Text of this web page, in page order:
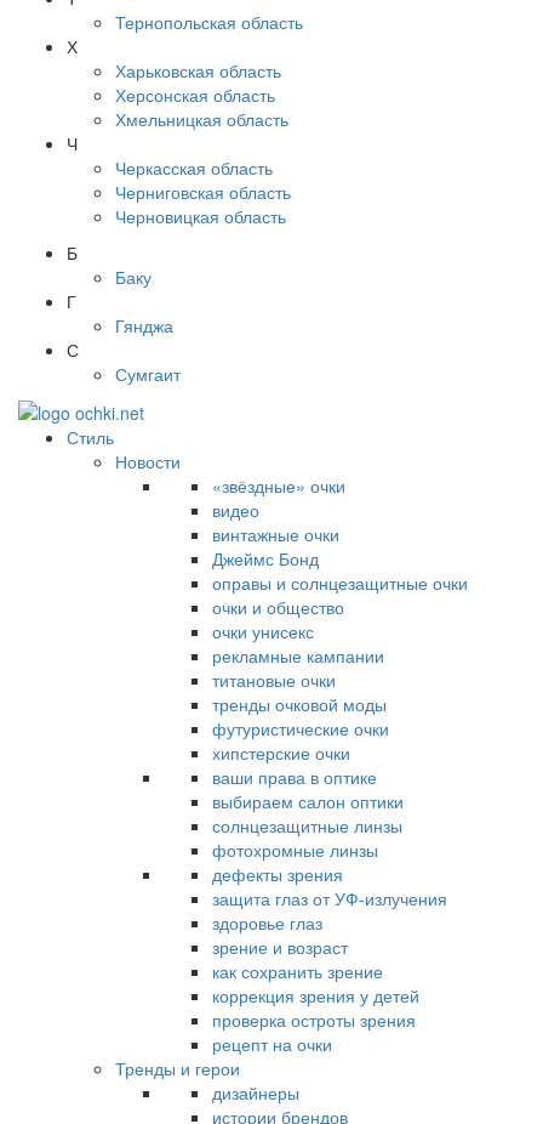
Тернопольская область
Х
Харьковская область
Херсонская область
Хмельницкая область
Ч
Черкасская область
Черниговская область
Черновицкая область
Б
Баку
Г
Гянджа
С
Сумгаит
Стиль
Новости
«звёздные» очки
видео
винтажные очки
Джеймс Бонд
оправы и солнцезащитные очки
очки и общество
очки унисекс
рекламные кампании
титановые очки
тренды очковой моды
футуристические очки
хипстерские очки
ваши права в оптике
выбираем салон оптики
солнцезащитные линзы
фотохромные линзы
дефекты зрения
защита глаз от УФ-излучения
здоровье глаз
зрение и возраст
как сохранить зрение
коррекция зрения у детей
проверка остроты зрения
рецепт на очки
Тренды и герои
дизайнеры
истории брендов